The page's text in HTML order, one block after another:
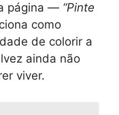
página — “Pinte
como
de colorir a
ainda não
viver.